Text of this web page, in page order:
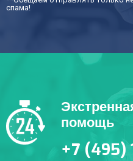
спама!
помощь
+7 (495)